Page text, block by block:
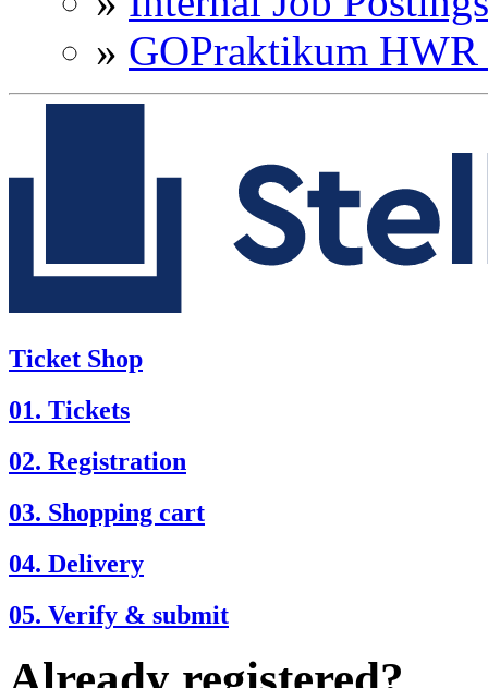
» GOPraktikum
Ticket Shop
01. Tickets
02. Registration
03. Shopping cart
04. Delivery
05. Verify & submit